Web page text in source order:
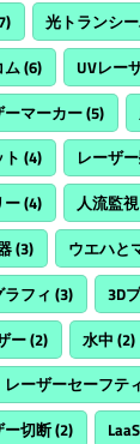
光トランシ
ム(6) UVレー
ーマーカー(5)
(4) レーザ
ー(4) 人流監視
(3) ウエハと
ラフィ (3) 3D
ー(2) 水中 (2)
レーザーセーフテ
ー切断(2) LaaS